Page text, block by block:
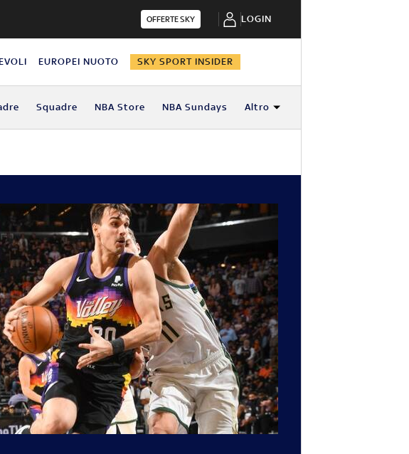
OFFERTE SKY LOGIN
EUROPEI NUOTO SKY SPORT INSIDER
Squadre NBA Store NBA Sundays Altro